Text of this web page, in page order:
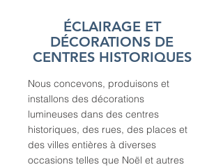
ÉCLAIRAGE ET
DÉCORATIONS DE
CENTRES HISTORIQUES
Nous concevons, produisons et
installons des décorations
lumineuses dans des centres
historiques, des rues, des places et
des villes entières à diverses
occasions telles que Noël et autres